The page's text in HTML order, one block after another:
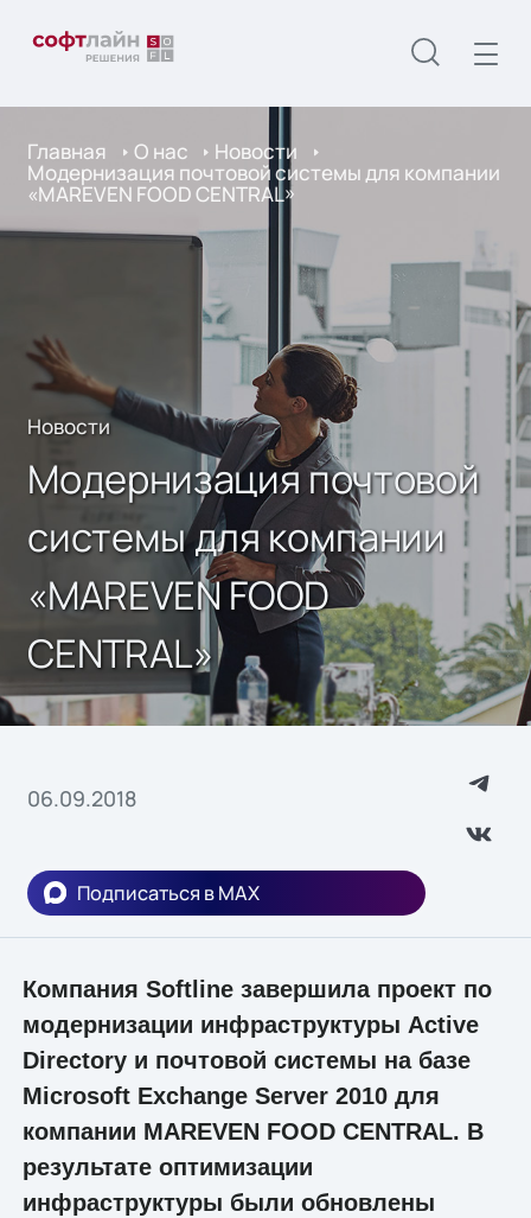
Главная О нас Новости
Модернизация почтовой системы для компании
«MAREVEN FOOD CENTRAL»
Новости
Модернизация почтовой
системы для компании
«MAREVEN FOOD
CENTRAL»
06.09.2018
Подписаться в MAX
Компания Softline завершила проект по
модернизации инфраструктуры Active
Directory и почтовой системы на базе
Microsoft Exchange Server 2010 для
компании MAREVEN FOOD CENTRAL. В
результате оптимизации
инфраструктуры были обновлены